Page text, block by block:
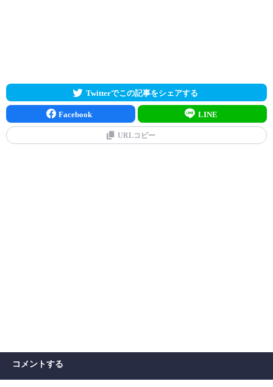
Twitterでこの記事をシェアする
Facebook LINE
URLコピー
コメントする